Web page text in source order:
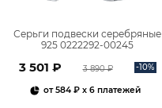
Серьги подвески серебряные
925 0222292-00245
3 501 ₽ 3 890 ₽ -10%
от584 ₽ x 6 платежей